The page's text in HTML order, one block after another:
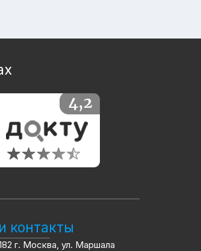
контакты
г. Москва, ул. Маршала